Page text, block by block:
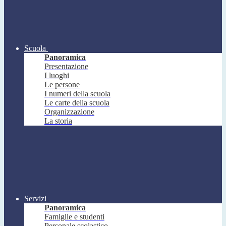
Scuola
Panoramica
Presentazione
I luoghi
Le persone
I numeri della scuola
Le carte della scuola
Organizzazione
La storia
Servizi
Panoramica
Famiglie e studenti